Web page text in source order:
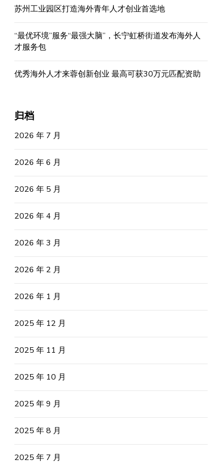
苏州工业园区打造海外青年人才创业首选地
“最优环境”服务“最强大脑”，长宁虹桥街道发布海外人
才服务包
优秀海外人才来蓉创新创业 最高可获30万元匹配资助
归档
2026 年 7 月
2026 年 6 月
2026 年 5 月
2026 年 4 月
2026 年 3 月
2026 年 2 月
2026 年 1 月
2025 年 12 月
2025 年 11 月
2025 年 10 月
2025 年 9 月
2025 年 8 月
2025 年 7 月